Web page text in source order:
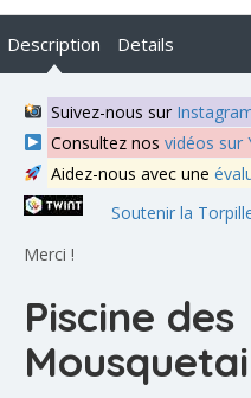
Description Details
Suivez-nous sur
Consultez nos vidéos sur
Aidez-nous avec une
Soutenir la
Merci !
Piscine des